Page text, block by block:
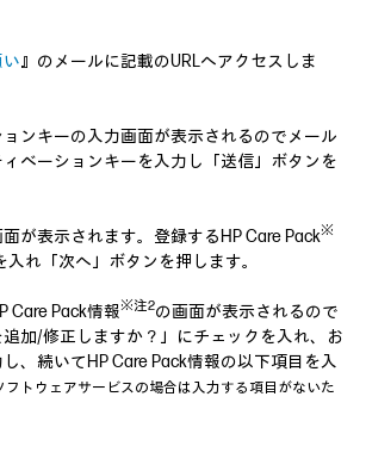
』のメールに記載のURLへアクセスしま
ンキーの入力画面が表示されるのでメール
ベーションキーを入力し「送信」ボタンを
が表示されます。登録するHP Care Pack※
入れ「次へ」ボタンを押します。
Care Pack情報※注2の画面が表示されるので
追加/修正しますか？」にチェックを入れ、お
、続いてHP Care Pack情報の以下項目を入
フトウェアサービスの場合は入力する項目がないた